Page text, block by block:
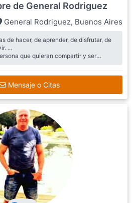
de General Rodriguez
General Rodriguez, Buenos Aires
de hacer, de aprender, de disfrutar, de
...
que quieran compartir y ser
Mensaje o Citas